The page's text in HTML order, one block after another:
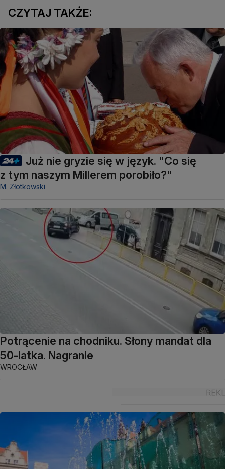
CZYTAJ TAKŻE:
Już nie gryzie się w język. "Co się
z tym naszym Millerem porobiło?"
M. Złotkowski
Potrącenie na chodniku. Słony mandat dla
50-latka. Nagranie
WROCŁAW